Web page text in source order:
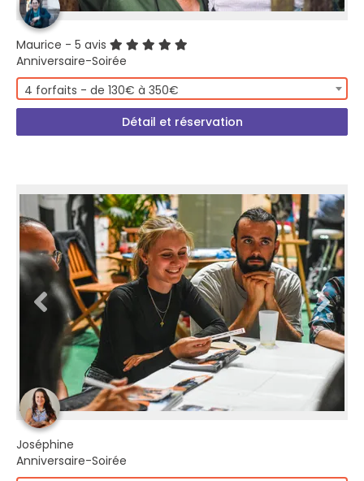
Maurice - 5 avis
Anniversaire-Soirée
4 forfaits - de 130€ à 350€
Détail et réservation
Joséphine
Anniversaire-Soirée